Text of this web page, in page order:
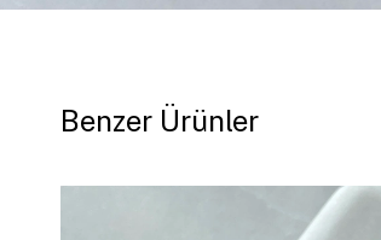
Benzer Ürünler